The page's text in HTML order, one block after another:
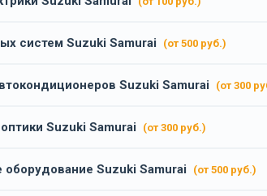
систем Suzuki Samurai (от 500 руб.)
Suzuki Samurai (от 300
Suzuki Samurai (от 300 руб.)
Suzuki Samurai (от 500 руб.)